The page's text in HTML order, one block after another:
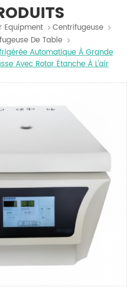
Equipment
Centrifugeuse
De Table
Automatique À Grande
Avec Rotor Étanche À L'air